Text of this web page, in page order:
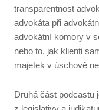
transparentnost
advokáta při
advokátní komory v
nebo to, jak klienti
majetek v úschově
Druhá část podcastu